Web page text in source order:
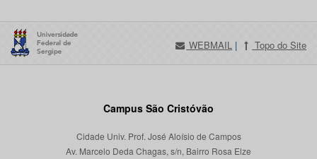
WEBMAIL | Topo do Site
Campus São Cristóvão
Cidade Univ. Prof. José Aloísio de Campos
Av. Marcelo Deda Chagas, s/n, Bairro Rosa Elze